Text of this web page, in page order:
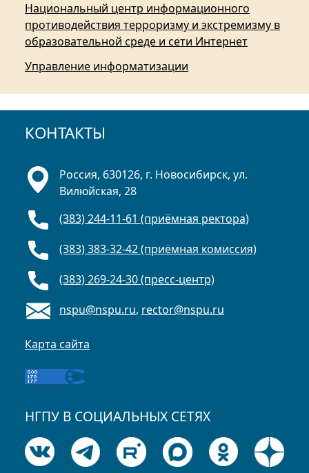
Национальный центр информационного
противодействия терроризму и экстремизму в
образовательной среде и сети Интернет
Управление информатизации
КОНТАКТЫ
Россия, 630126, г. Новосибирск, ул.
Вилюйская, 28
(383) 244-11-61 (приёмная ректора)
(383) 383-32-42 (приёмная комиссия)
(383) 269-24-30 (пресс-центр)
nspu@nspu.ru, rector@nspu.ru
Карта сайта
НГПУ В СОЦИАЛЬНЫХ СЕТЯХ